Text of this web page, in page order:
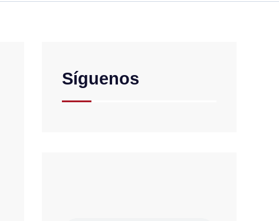
Síguenos